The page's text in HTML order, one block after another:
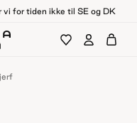
vi for tiden ikke til SE og DK